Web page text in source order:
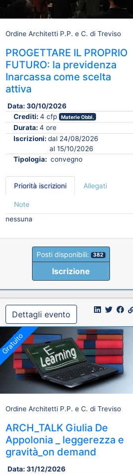
Ordine Architetti P.P. e C. di Treviso
PROGETTARE IL PROPRIO
FUTURO: la previdenza
Inarcassa come scelta
attiva
Data: 30/10/2026
Crediti: 4 cfp Materie Obbl.
Durata: 4 ore
Iscrizioni: dal 24/08/2026
al 15/10/2026
Tipologia: convegno
Priorità iscrizioni Allegati
Note
nessuna
Posti disponibili: 382
Iscrizione
Dettagli evento
Gratuito
Ordine Architetti P.P. e C. di Treviso
ARCH_TALK Giulia De
Appolonia _ leggerezza e
gravità_on demand
Data: 31/12/2026